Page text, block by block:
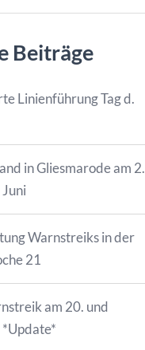
Beiträge
Linienführung Tag d.
in Gliesmarode am 2.
Warnstreiks in der
21
am 20. und